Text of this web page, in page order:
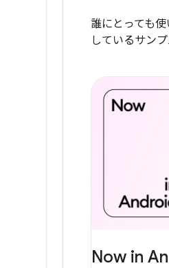
誰にとっても
しているサン
Now in